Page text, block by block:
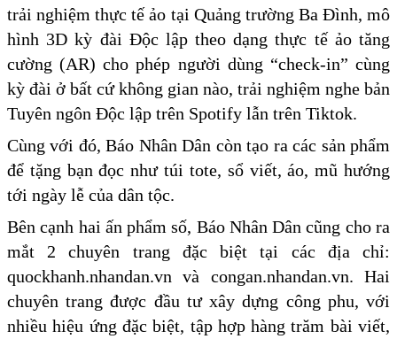
trải nghiệm thực tế ảo tại Quảng trường Ba Đình, mô
hình 3D kỳ đài Độc lập theo dạng thực tế ảo tăng
cường (AR) cho phép người dùng “check-in” cùng
kỳ đài ở bất cứ không gian nào, trải nghiệm nghe bản
Tuyên ngôn Độc lập trên Spotify lẫn trên Tiktok.
Cùng với đó, Báo Nhân Dân còn tạo ra các sản phẩm
để tặng bạn đọc như túi tote, sổ viết, áo, mũ hướng
tới ngày lễ của dân tộc.
Bên cạnh hai ấn phẩm số, Báo Nhân Dân cũng cho ra
mắt 2 chuyên trang đặc biệt tại các địa chỉ:
quockhanh.nhandan.vn và congan.nhandan.vn. Hai
chuyên trang được đầu tư xây dựng công phu, với
nhiều hiệu ứng đặc biệt, tập hợp hàng trăm bài viết,